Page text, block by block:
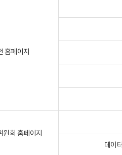
홈페이지
회 홈페이지
데이